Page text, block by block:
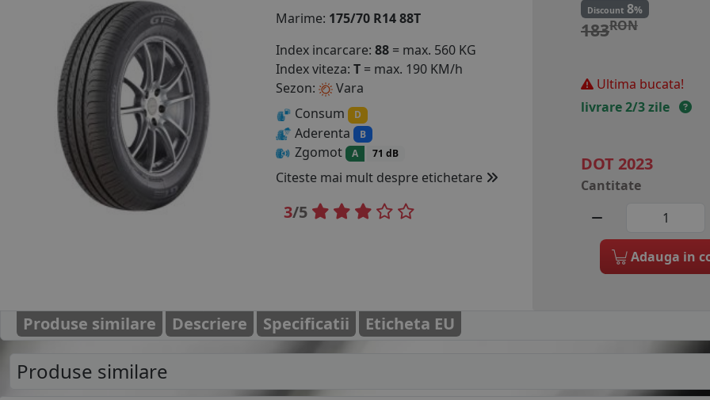
Marime: 175/70 R14 88T
Index incarcare: 88 = max. 560 KG
Index viteza: T = max. 190 KM/h
Sezon:
Vara
Consum
D
Aderenta B
Zgomot A 71 dB
Citeste mai mult despre etichetare
3/5
Discount 8%
183RON
Ultima bucata!
livrare 2/3 zile
DOT 2023
Cantitate
Adauga in
Produse similare Descriere Specificatii Eticheta EU
Produse similare